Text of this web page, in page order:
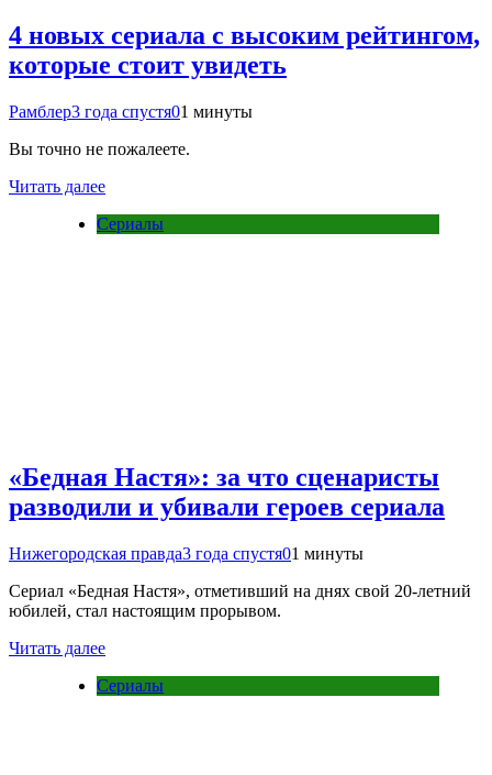
4 новых сериала с высоким рейтингом,
которые стоит увидеть
Рамблер3 года спустя01 минуты
Вы точно не пожалеете.
Читать далее
Сериалы
«Бедная Настя»: за что сценаристы
разводили и убивали героев сериала
Нижегородская правда3 года спустя01 минуты
Сериал «Бедная Настя», отметивший на днях свой 20-летний
юбилей, стал настоящим прорывом.
Читать далее
Сериалы